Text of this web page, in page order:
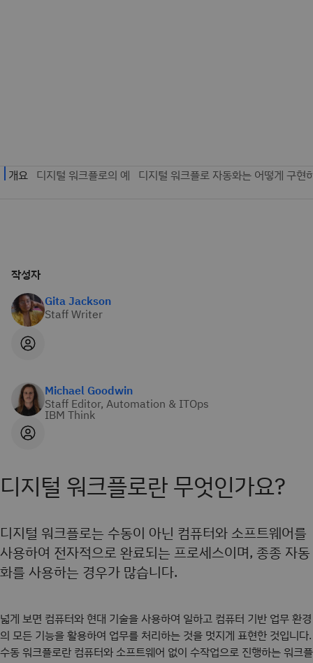
작성자
Gita Jackson
Staff Writer
Michael Goodwin
Staff Editor, Automation & ITOps
IBM Think
디지털 워크플로란 무엇인가요?
디지털 워크플로는 수동이 아닌 컴퓨터와 소프트웨어를
사용하여 전자적으로 완료되는 프로세스이며, 종종 자동
화를 사용하는 경우가 많습니다.
넓게 보면 컴퓨터와 현대 기술을 사용하여 일하고 컴퓨터 기반 업무 환경
의 모든 기능을 활용하여 업무를 처리하는 것을 멋지게 표현한 것입니다.
수동 워크플로란 컴퓨터와 소프트웨어 없이 수작업으로 진행하는 워크플